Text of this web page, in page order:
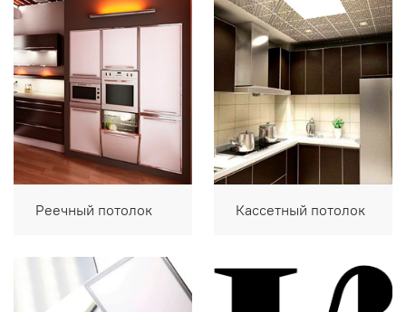
Реечный потолок Кассетный потолок